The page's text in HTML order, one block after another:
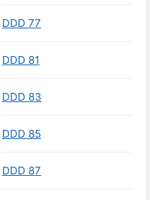
DDD 77
DDD 81
DDD 83
DDD 85
DDD 87